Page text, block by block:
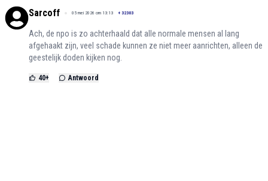
Sarcoff 05 mei 2026 om 13:13 + 32303
Ach, de npo is zo achterhaald dat alle normale mensen al lang
afgehaakt zijn, veel schade kunnen ze niet meer aanrichten, alleen de
geestelijk doden kijken nog.
40+ Antwoord